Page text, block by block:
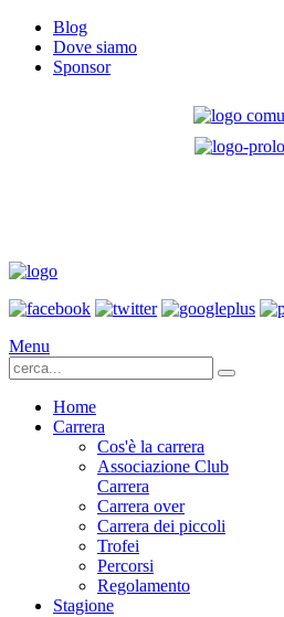
Blog
Dove siamo
Sponsor
Menu
Home
Carrera
Cos'è la carrera
Associazione Club
Carrera
Carrera over
Carrera dei piccoli
Trofei
Percorsi
Regolamento
Stagione